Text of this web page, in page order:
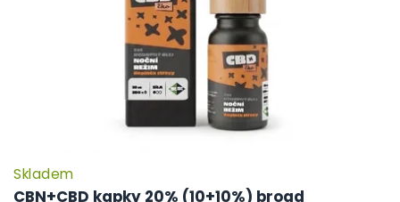
CBN+CBD kapky 20% (10+10%) broad
Skladem